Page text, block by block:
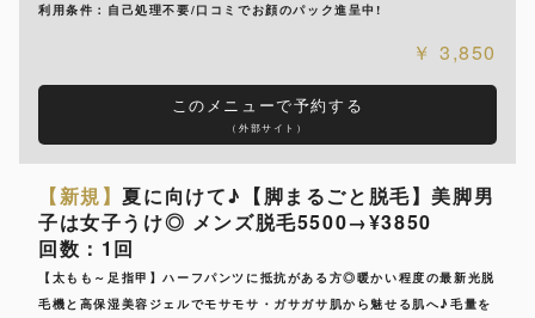
利用条件：自己処理不要/口コミでお顔のパック進呈中!
3,850
このメニューで予約する
（外部サイト）
【新規】夏に向けて♪【脚まるごと脱毛】美脚男
子は女子うけ◎ メンズ脱毛5500→¥3850
回数：1回
【太もも～足指甲】ハーフパンツに抵抗がある方◎暖かい程度の最新光脱
毛機と高保湿美容ジェルでモサモサ・ガサガサ肌から魅せる肌へ♪毛量を